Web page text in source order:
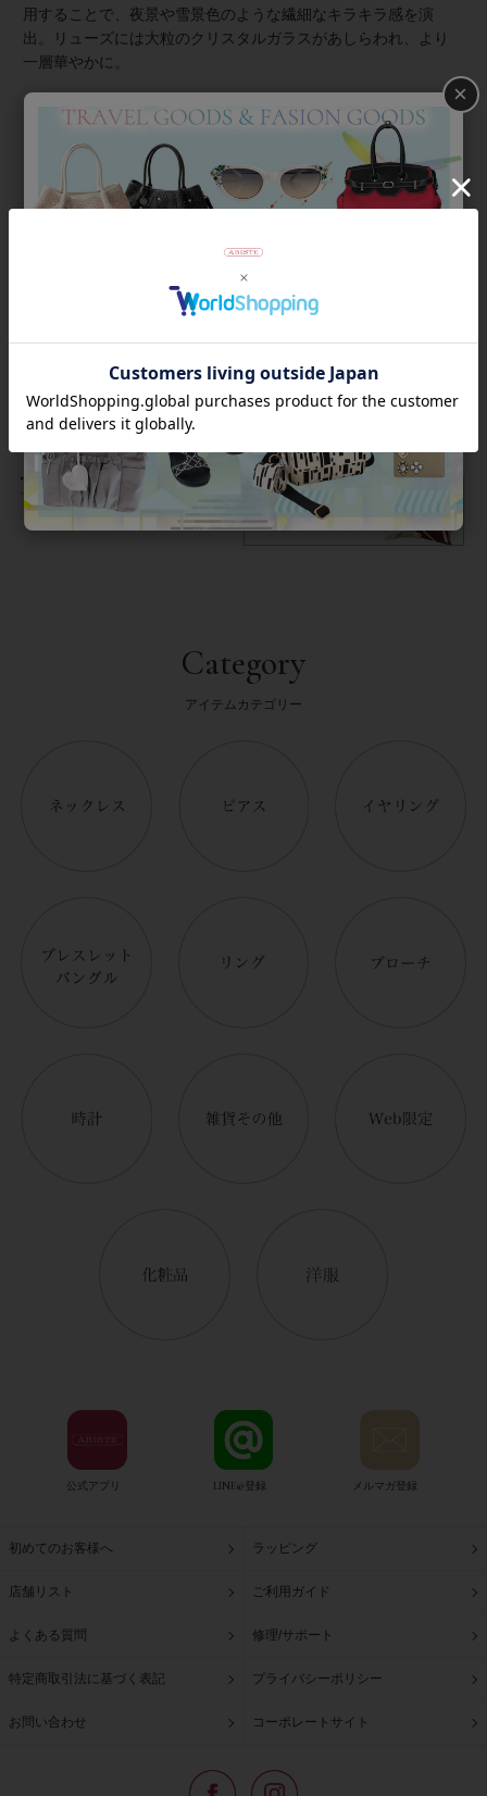
用することで、夜景や雪景色のような繊細なキラキラ感を演
出。リューズには大粒のクリスタルガラスがあしらわれ、より
一層華やかに。
グレー、Dブルーのダイアルにはダークネイビーのサンドストー
ンを使用。星空のようにキラキラときらめきます。
ブラウンのダイアルは奥行きを感じる縞模様が特徴的なタイガ
ーアイ。金運、商売繁盛の石として人気のパワーストーンで
す。
商品番号 9210002
返品について
Category
アイテムカテゴリー
公式アプリ LINE@登録 メルマガ登録
初めてのお客様へ ラッピング
店舗リスト ご利用ガイド
よくある質問 修理/サポート
特定商取引法に基づく表記 プライバシーポリシー
お問い合わせ コーポレートサイト
×